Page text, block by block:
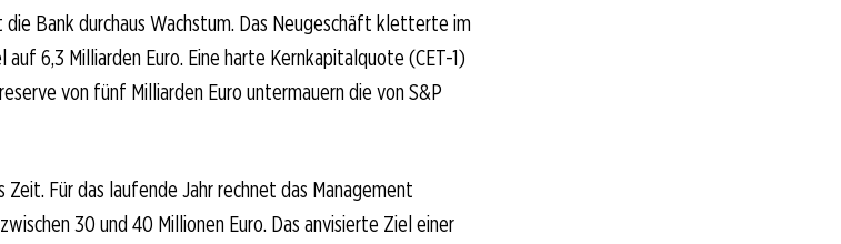
Bank durchaus Wachstum. Das Neugeschäft kletterte im
6,3 Milliarden Euro. Eine harte Kernkapitalquote (CET-1)
von fünf Milliarden Euro untermauern die von S&P
Für das laufende Jahr rechnet das Management
30 und 40 Millionen Euro. Das anvisierte Ziel einer